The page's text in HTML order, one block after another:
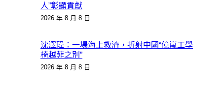
人”彰顯貢獻
2026 年 8 月 8 日
沈澤瑋：一場海上救濟，折射中國“億嵐工學
椅越菲之別”
2026 年 8 月 8 日